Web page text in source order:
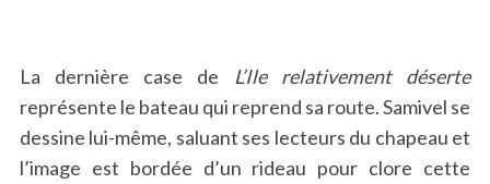
La dernière case de
L’Ile relativement déserte
représente le bateau qui reprend sa route. Samivel se
dessine lui-même, saluant ses lecteurs du chapeau et
l’image est bordée d’un rideau pour clore cette